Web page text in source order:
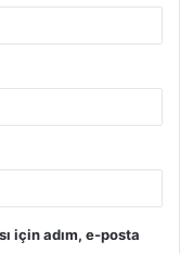
için adım, e-posta